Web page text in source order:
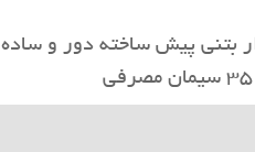
بتنی پیش ساخته دور و ساده